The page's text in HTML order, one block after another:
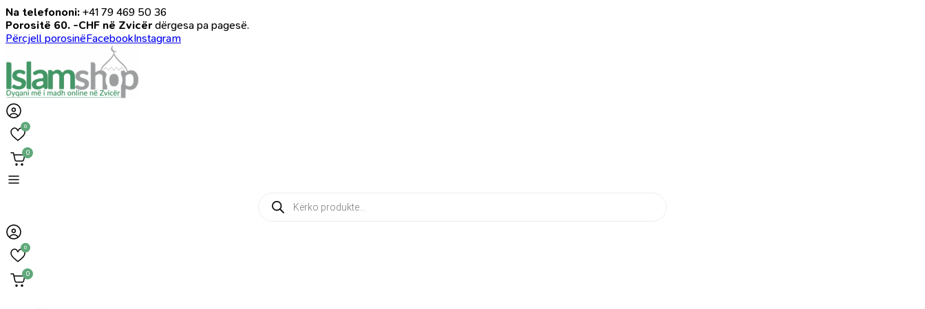
Na telefononi: +41 79 469 50 36
Porositë 60. -CHF në Zvicër dërgesa pa pagesë.
Përcjell porosinëFacebookInstagram
0
0
Products
search
0
0